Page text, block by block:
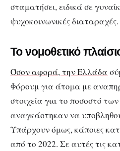
σταματήσει, ειδικά σε
ψυχοκοινωνικές διαταραχές.
Το νομοθετικό
Όσον αφορά, την Ελλάδα
Φόρουμ για άτομα με
στοιχεία για το ποσοστό
αναγκάστηκαν να
Υπάρχουν όμως, κάποιες
από το 2022. Σε αυτές τις